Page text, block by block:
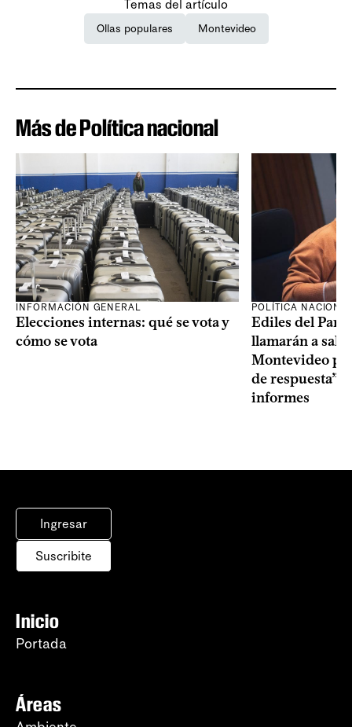
Temas del artículo
Ollas populares Montevideo
Más de Política nacional
INFORMACIÓN GENERAL
Elecciones internas: qué se vota y
cómo se vota
POLÍTICA
Ediles del
llamarán a sala
Montevideo
de respuesta”
informes
Ingresar
Suscribite
Inicio
Portada
Áreas